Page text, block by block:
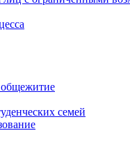
общежитие
семей